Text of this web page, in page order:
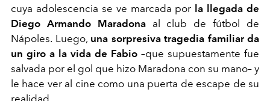
cuya adolescencia se ve marcada por la llegada de
Diego Armando Maradonaal club de fútbol de
Nápoles. Luego, una sorpresiva tragedia familiar da
un giro a la vida de Fabio –que supuestamente fue
salvada por el gol que hizo Maradona con su mano– y
le hace ver al cine como una puerta de escape de su
realidad.